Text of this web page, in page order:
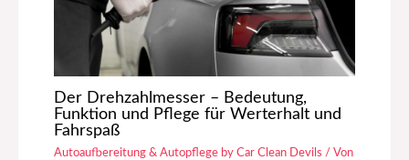
Der Drehzahlmesser – Bedeutung,
Funktion und Pflege für Werterhalt und
Fahrspaß
Autoaufbereitung & Autopflege by Car Clean Devils / Von